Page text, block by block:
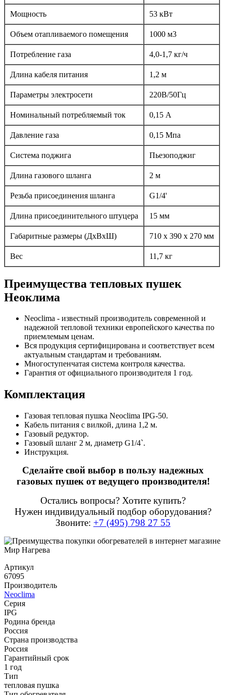
Мощность 53 кВт
Объем отапливаемого помещения 1000 м3
Потребление газа 4,0-1,7 кг/ч
Длина кабеля питания 1,2 м
Параметры электросети 220В/50Гц
Номинальный потребляемый ток 0,15 А
Давление газа 0,15 Мпа
Система поджига Пьезоподжиг
Длина газового шланга 2 м
Резьба присоединения шланга G1/4'
Длина присоединительного штуцера 15 мм
Габаритные размеры (ДхВхШ) 710 х 390 х 270 мм
Вес 11,7 кг
Преимущества тепловых пушек
Неоклима
Neoclima - известный производитель современной и
надежной тепловой техники европейского качества по
приемлемым ценам.
Вся продукция сертифицирована и соответствует всем
актуальным стандартам и требованиям.
Многоступенчатая система контроля качества.
Гарантия от официального производителя 1 год.
Комплектация
Газовая тепловая пушка Neoclima IPG-50.
Кабель питания с вилкой, длина 1,2 м.
Газовый редуктор.
Газовый шланг 2 м, диаметр G1/4`.
Инструкция.
Сделайте свой выбор в пользу надежных
газовых пушек от ведущего производителя!
Остались вопросы? Хотите купить?
Нужен индивидуальный подбор оборудования?
Звоните: +7 (495) 798 27 55
Артикул
67095
Производитель
Neoclima
Серия
IPG
Родина бренда
Россия
Страна производства
Россия
Гарантийный срок
1 год
Тип
тепловая пушка